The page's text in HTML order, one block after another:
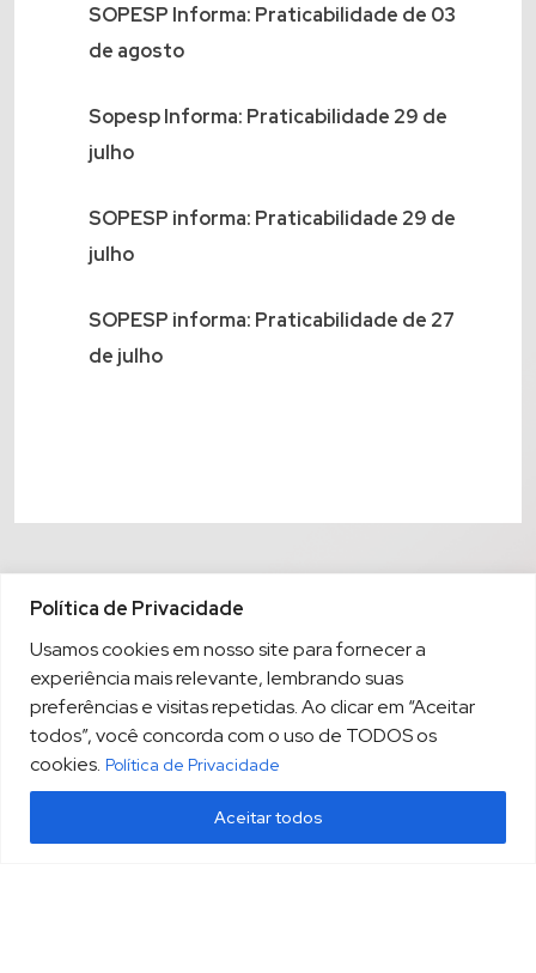
Política de Privacidade
Usamos cookies em nosso site para fornecer a
experiência mais relevante, lembrando suas
preferências e visitas repetidas. Ao clicar em “Aceitar
todos”, você concorda com o uso de TODOS os
cookies. Política de Privacidade
Aceitar todos
SOPESP Informa: Praticabilidade de 03
de agosto
Sopesp Informa: Praticabilidade 29 de
julho
SOPESP informa: Praticabilidade 29 de
julho
SOPESP informa: Praticabilidade de 27
de julho